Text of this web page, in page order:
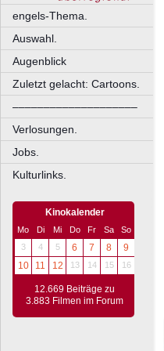
engels-Thema.
Auswahl.
Augenblick
Zuletzt gelacht: Cartoons.
––––––––––––––––––––
Verlosungen.
Jobs.
Kulturlinks.
Kinokalender
Mo Di Mi Do Fr Sa
So
3
4 5 6 7 8
9
10
11 12 13 14 15 16
12.669 Beiträge zu
3.883 Filmen im Forum